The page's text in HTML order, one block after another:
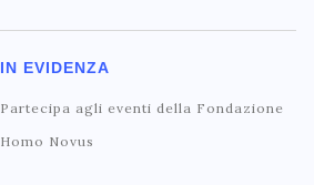
IN EVIDENZA
Partecipa agli eventi della Fondazione
Homo Novus